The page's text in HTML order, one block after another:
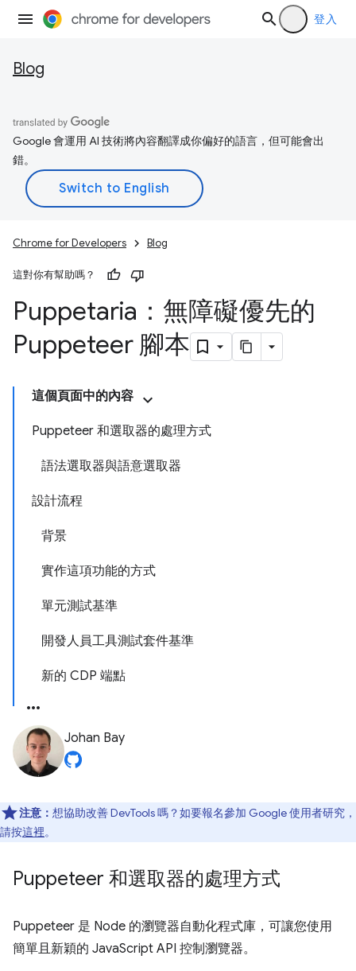
登入
Blog
Google 會運用 AI 技術將內容翻譯成你偏好的語言，但可能會出
錯。
Chrome for Developers Blog
這對你有幫助嗎？
Puppetaria：無障礙優先的
Puppeteer 腳本
這個頁面中的內容
Puppeteer 和選取器的處理方式
語法選取器與語意選取器
設計流程
背景
實作這項功能的方式
單元測試基準
開發人員工具測試套件基準
新的 CDP 端點
Johan Bay
注意： 想協助改善 DevTools 嗎？如要報名參加 Google 使用者研究，
請按這裡。
Puppeteer 和選取器的處理方式
Puppeteer 是 Node 的瀏覽器自動化程式庫，可讓您使用
簡單且新穎的 JavaScript API 控制瀏覽器。